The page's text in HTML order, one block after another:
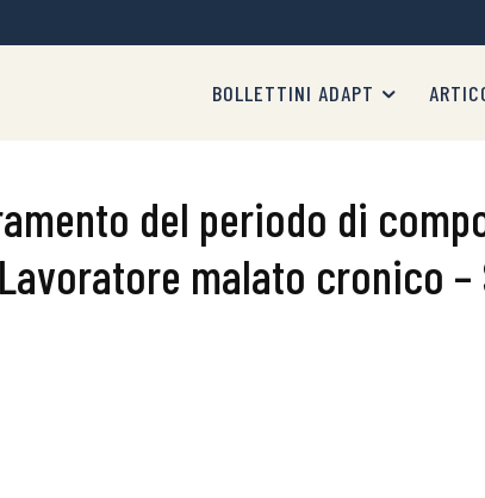
BOLLETTINI ADAPT
del periodo di
malato cronico –